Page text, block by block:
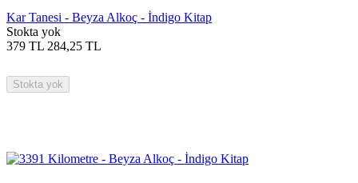
Kar Tanesi - Beyza Alkoç - İndigo Kitap
Stokta yok
379 TL 284,25 TL
Stokta yok